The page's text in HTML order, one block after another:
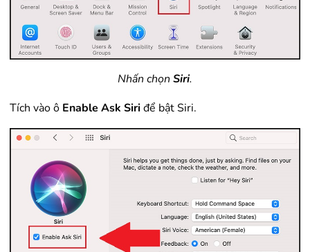
Nhấn chọn Siri.
Tích vào ô Enable Ask Siriđể bật Siri.